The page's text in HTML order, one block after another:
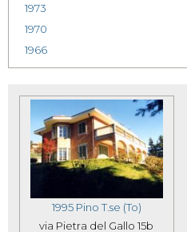
1973
1970
1966
1995 Pino T.se (To)
via Pietra del Gallo 15b